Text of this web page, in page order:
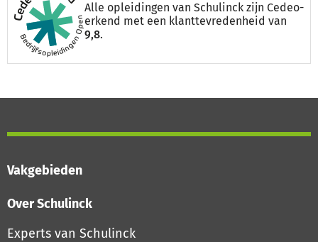
Alle opleidingen van Schulinck zijn Cedeo-
erkend met een klanttevredenheid van
9,8.
Vakgebieden
Over Schulinck
Experts van Schulinck